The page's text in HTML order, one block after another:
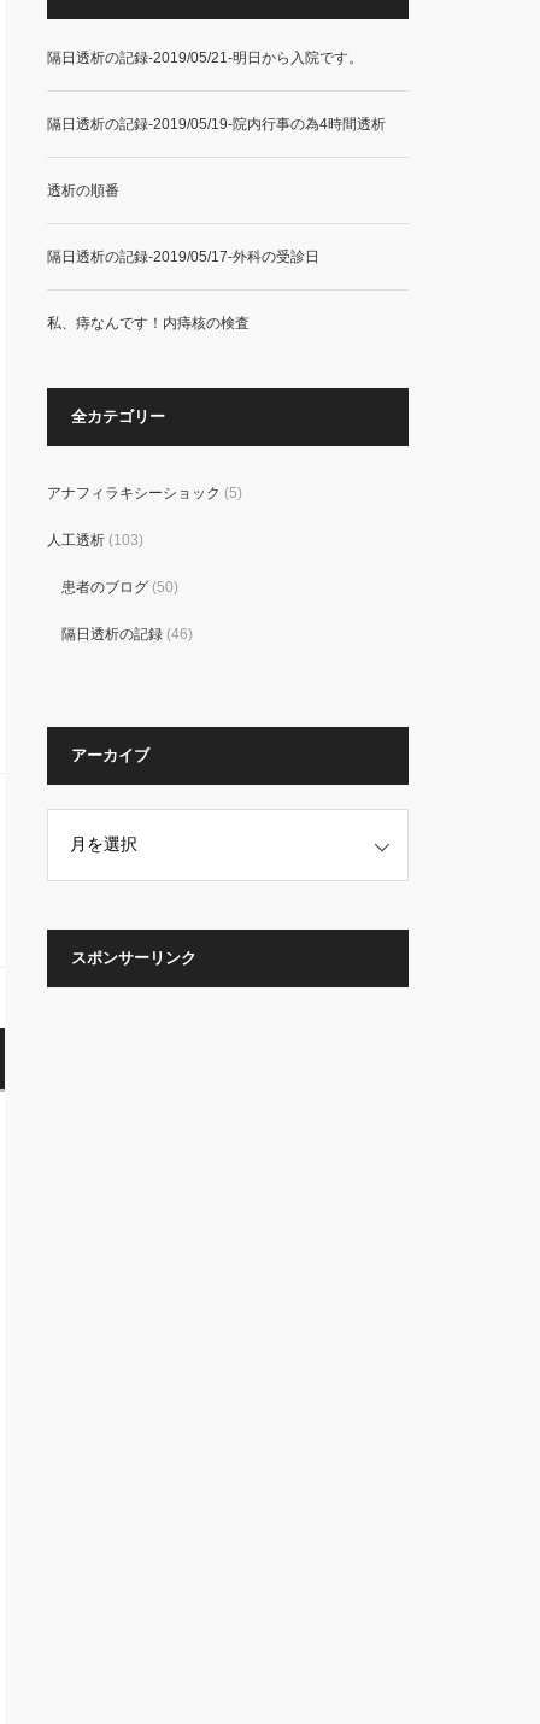
隔日透析の記録-2019/05/21-明日から入院です。
隔日透析の記録-2019/05/19-院内行事の為4時間透析
透析の順番
隔日透析の記録-2019/05/17-外科の受診日
私、痔なんです！内痔核の検査
全カテゴリー
アナフィラキシーショック (5)
人工透析(103)
患者のブログ(50)
隔日透析の記録(46)
アーカイブ
スポンサーリンク